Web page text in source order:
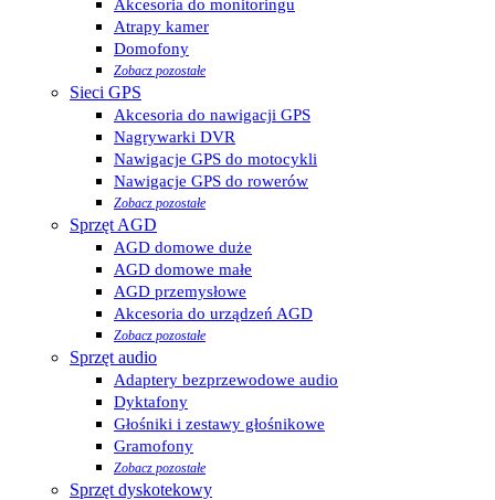
Akcesoria do monitoringu
Atrapy kamer
Domofony
Zobacz pozostałe
Sieci GPS
Akcesoria do nawigacji GPS
Nagrywarki DVR
Nawigacje GPS do motocykli
Nawigacje GPS do rowerów
Zobacz pozostałe
Sprzęt AGD
AGD domowe duże
AGD domowe małe
AGD przemysłowe
Akcesoria do urządzeń AGD
Zobacz pozostałe
Sprzęt audio
Adaptery bezprzewodowe audio
Dyktafony
Głośniki i zestawy głośnikowe
Gramofony
Zobacz pozostałe
Sprzęt dyskotekowy